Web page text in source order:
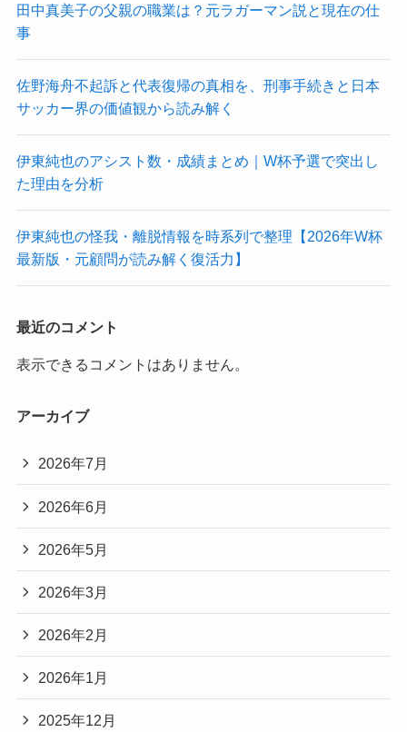
田中真美子の父親の職業は？元ラガーマン説と現在の仕
事
佐野海舟不起訴と代表復帰の真相を、刑事手続きと日本
サッカー界の価値観から読み解く
伊東純也のアシスト数・成績まとめ｜W杯予選で突出し
た理由を分析
伊東純也の怪我・離脱情報を時系列で整理【2026年W杯
最新版・元顧問が読み解く復活力】
最近のコメント
表示できるコメントはありません。
アーカイブ
2026年7月
2026年6月
2026年5月
2026年3月
2026年2月
2026年1月
2025年12月